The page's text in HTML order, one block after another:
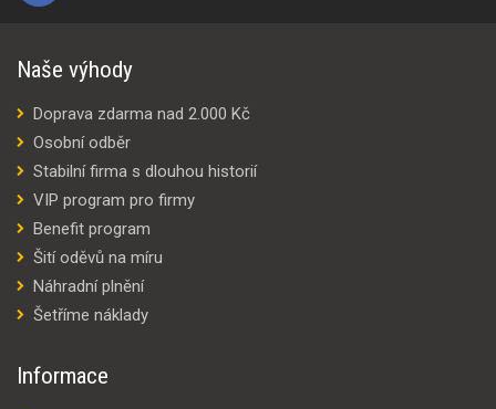
Naše výhody
Doprava zdarma nad 2.000 Kč
Osobní odběr
Stabilní firma s dlouhou historií
VIP program pro firmy
Benefit program
Šití oděvů na míru
Náhradní plnění
Šetříme náklady
Informace